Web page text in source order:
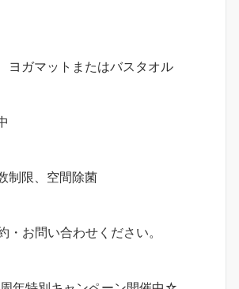
ヨガマットまたはバスタオル
制限、空間除菌
お問い合わせください。